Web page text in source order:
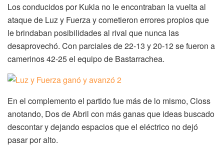
Los conducidos por Kukla no le encontraban la vuelta al
ataque de Luz y Fuerza y cometieron errores propios que
le brindaban posibilidades al rival que nunca las
desaprovechó. Con parciales de 22-13 y 20-12 se fueron a
camerinos 42-25 el equipo de Bastarrachea.
En el complemento el partido fue más de lo mismo, Closs
anotando, Dos de Abril con más ganas que ideas buscado
descontar y dejando espacios que el eléctrico no dejó
pasar por alto.